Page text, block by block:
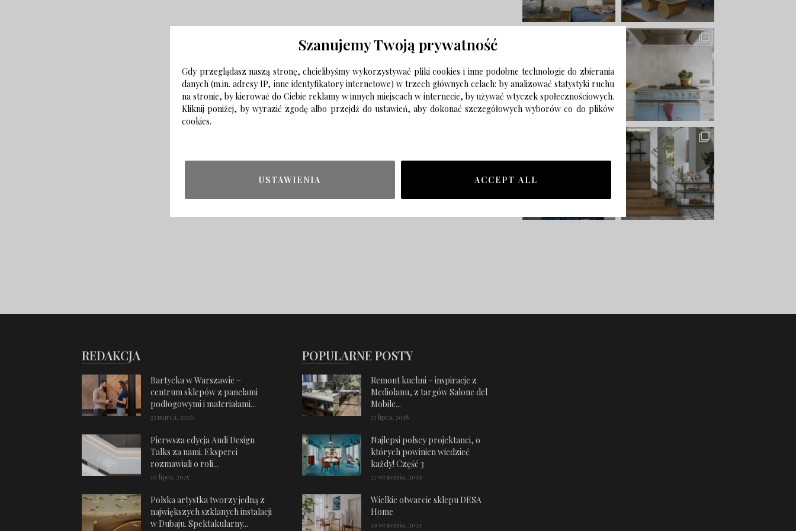
REDAKCJA
Bartycka w Warszawie –
centrum sklepów z panelami
podłogowymi i materiałami...
23 marca, 2026
Pierwsza edycja Audi Design
Talks za nami. Eksperci
rozmawiali o roli...
10 lipca, 2025
Polska artystka tworzy jedną z
największych szklanych instalacji
w Dubaju. Spektakularny...
POPULARNE POSTY
Remont kuchni – inspiracje z
Mediolanu, z targów Salone del
Mobile...
23 lipca, 2018
Najlepsi polscy projektanci, o
których powinien wiedzieć
każdy! Część 3
27 września, 2019
Wielkie otwarcie sklepu DESA
Home
19 września, 2021
Szanujemy Twoją prywatność
Gdy przeglądasz naszą stronę, chcielibyśmy wykorzystywać pliki cookies i inne podobne technologie do zbierania
danych (m.in. adresy IP, inne identyfikatory internetowe) w trzech głównych celach: by analizować statystyki ruchu
na stronie, by kierować do Ciebie reklamy w innych miejscach w internecie, by używać wtyczek społecznościowych.
Kliknij poniżej, by wyrazić zgodę albo przejdź do ustawień, aby dokonać szczegółowych wyborów co do plików
cookies.
USTAWIENIA ACCEPT ALL